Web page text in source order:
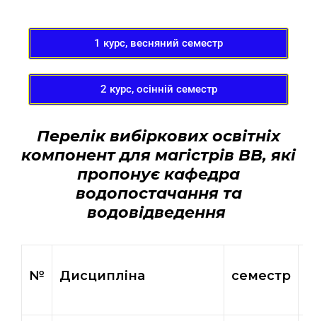
1 курс, весняний семестр
2 курс, осінній семестр
Перелік вибіркових освітніх
компонентдля магістрів ВВ,які
пропонує кафедра
водопостачання та
водовідведення
№ Дисципліна семестр